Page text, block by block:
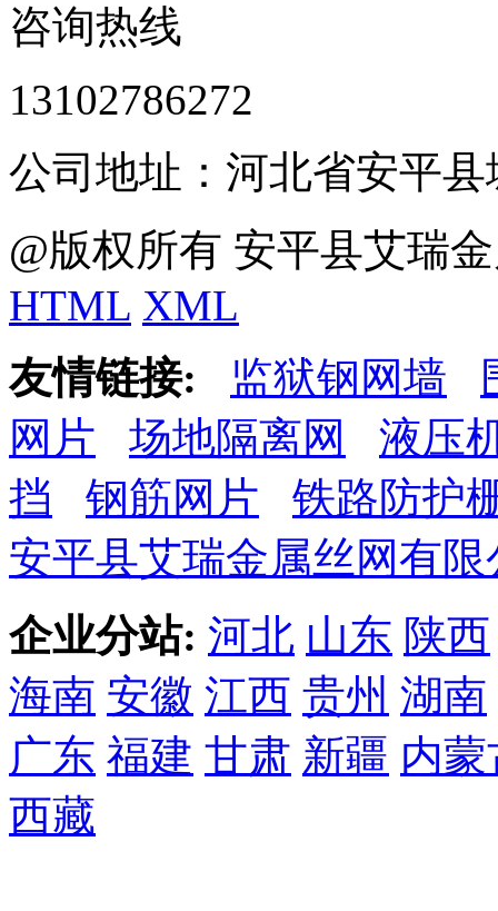
咨询热线
13102786272
公司地址：河北省安平
@版权所有 安平县艾瑞
HTML XML
友情链接:
监狱钢网墙
网片
场地隔离网
液压
挡
钢筋网片
铁路防护
安平县艾瑞金属丝网有限
企业分站: 河北 山东 陕西
海南 安徽 江西 贵州 湖南
广东 福建 甘肃 新疆 内蒙
西藏